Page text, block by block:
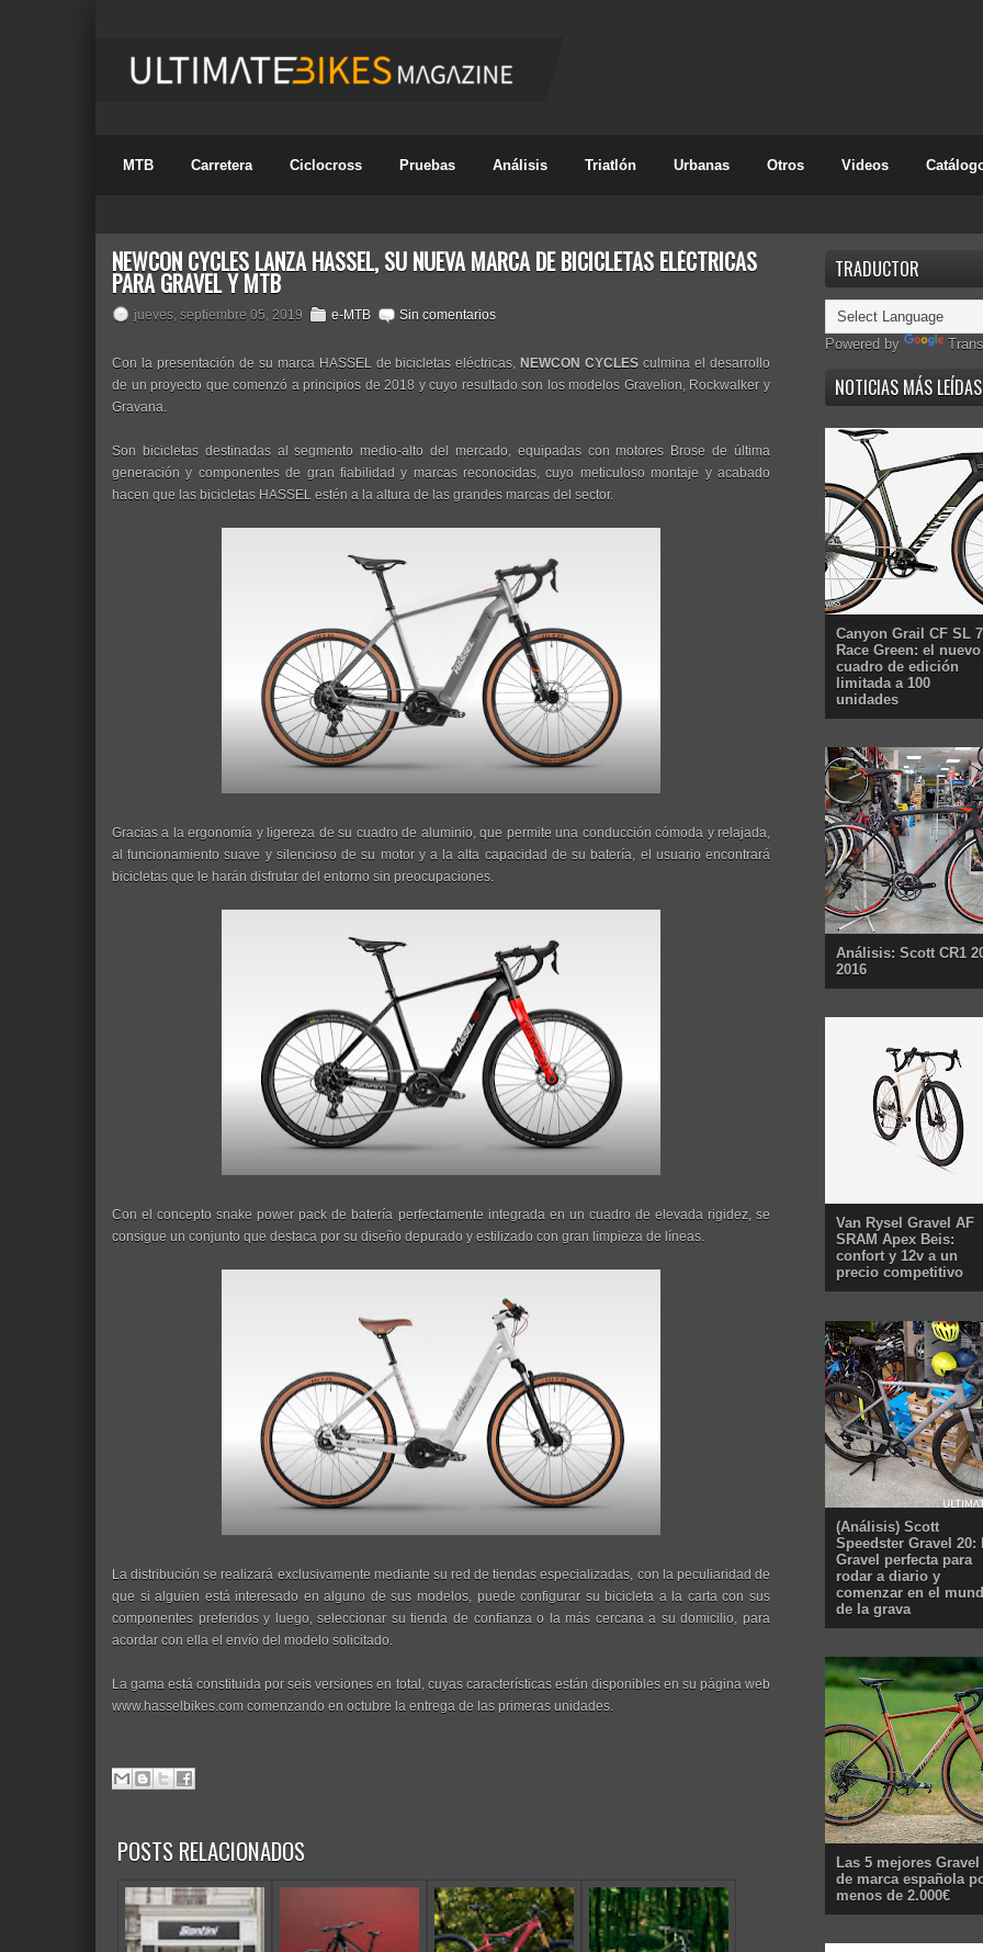
MTB Carretera Ciclocross Pruebas Análisis Triatlón Urbanas Otros Videos
NEWCON CYCLES LANZA HASSEL, SU NUEVA MARCA DE BICICLETAS ELÉCTRICAS
PARA GRAVEL Y MTB
jueves, septiembre 05, 2019 e-MTB Sin comentarios
Con la presentación de su marca HASSEL de bicicletas eléctricas, NEWCON CYCLES culmina el desarrollo
de un proyecto que comenzó a principios de 2018 y cuyo resultado son los modelos Gravelion, Rockwalker y
Gravana.
Son bicicletas destinadas al segmento medio-alto del mercado, equipadas con motores Brose de última
generación y componentes de gran fiabilidad y marcas reconocidas, cuyo meticuloso montaje y acabado
hacen que las bicicletas HASSEL estén a la altura de las grandes marcas del sector.
Gracias a la ergonomía y ligereza de su cuadro de aluminio, que permite una conducción cómoda y relajada,
al funcionamiento suave y silencioso de su motor y a la alta capacidad de su batería, el usuario encontrará
bicicletas que le harán disfrutar del entorno sin preocupaciones.
Con el concepto snake power pack de batería perfectamente integrada en un cuadro de elevada rigidez, se
consigue un conjunto que destaca por su diseño depurado y estilizado con gran limpieza de líneas.
La distribución se realizará exclusivamente mediante su red de tiendas especializadas, con la peculiaridad de
que si alguien está interesado en alguno de sus modelos, puede configurar su bicicleta a la carta con sus
componentes preferidos y luego, seleccionar su tienda de confianza o la más cercana a su domicilio, para
acordar con ella el envío del modelo solicitado.
La gama está constituida por seis versiones en total, cuyas características están disponibles en su página web
www.hasselbikes.com comenzando en octubre la entrega de las primeras unidades.
POSTS RELACIONADOS
TRADUCTOR
Powered by
NOTICIAS MÁS LEÍDAS
Canyon Grail CF SL 7
Race Green: el nuevo
cuadro de edición
limitada a 100
unidades
Análisis: Scott CR1
2016
Van Rysel Gravel AF
SRAM Apex Beis:
confort y 12v a un
precio competitivo
(Análisis) Scott
Speedster Gravel 20:
Gravel perfecta para
rodar a diario y
comenzar en el
de la grava
Las 5 mejores Gravel
de marca española
menos de 2.000€